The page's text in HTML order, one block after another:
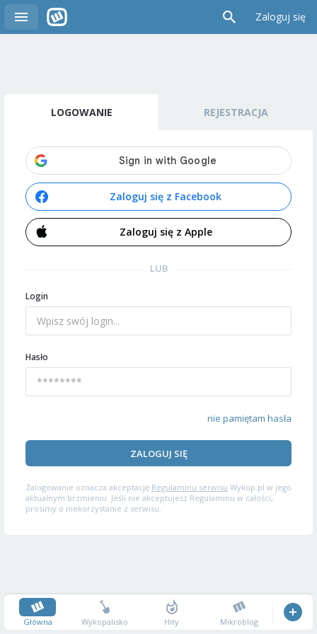
Zaloguj się
LOGOWANIE REJESTRACJA
Zaloguj się z Facebook
Zaloguj się z Apple
LUB
Login
Hasło
nie pamiętam hasła
ZALOGUJ SIĘ
Zalogowanie oznacza akceptację Regulaminu serwisu Wykop.pl w jego
aktualnym brzmieniu. Jeśli nie akceptujesz Regulaminu w całości,
prosimy o niekorzystanie z serwisu.
Główna Wykopalisko Hity Mikroblog